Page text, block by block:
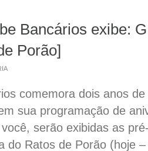
Bancários exibe:
Porão]
comemora dois anos
sua programação de
serão exibidas as
do Ratos de Porão (hoje